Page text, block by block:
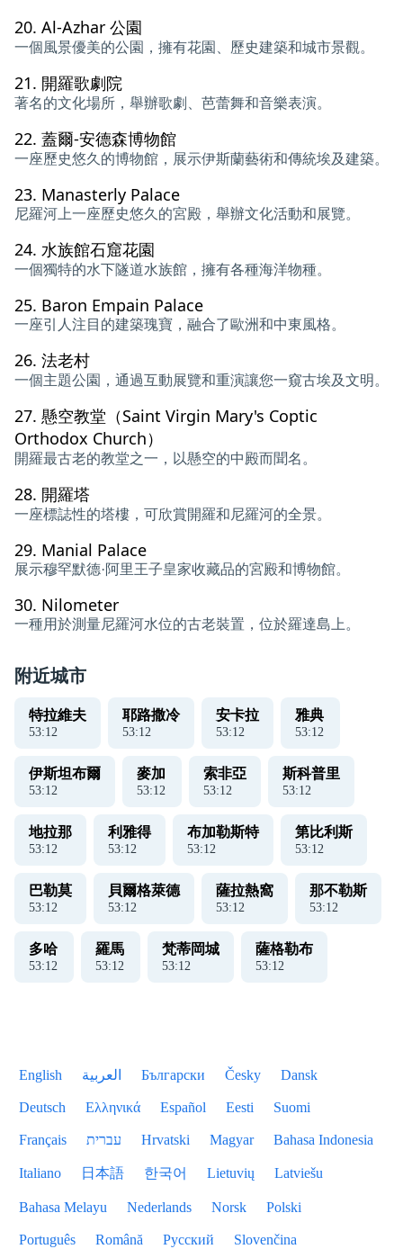
20. Al-Azhar 公園
一個風景優美的公園，擁有花園、歷史建築和城市景觀。
21. 開羅歌劇院
著名的文化場所，舉辦歌劇、芭蕾舞和音樂表演。
22. 蓋爾-安德森博物館
一座歷史悠久的博物館，展示伊斯蘭藝術和傳統埃及建築。
23. Manasterly Palace
尼羅河上一座歷史悠久的宮殿，舉辦文化活動和展覽。
24. 水族館石窟花園
一個獨特的水下隧道水族館，擁有各種海洋物種。
25. Baron Empain Palace
一座引人注目的建築瑰寶，融合了歐洲和中東風格。
26. 法老村
一個主題公園，通過互動展覽和重演讓您一窺古埃及文明。
27. 懸空教堂（Saint Virgin Mary's Coptic
Orthodox Church）
開羅最古老的教堂之一，以懸空的中殿而聞名。
28. 開羅塔
一座標誌性的塔樓，可欣賞開羅和尼羅河的全景。
29. Manial Palace
展示穆罕默德·阿里王子皇家收藏品的宮殿和博物館。
30. Nilometer
一種用於測量尼羅河水位的古老裝置，位於羅達島上。
附近城市
特拉維夫
53:12
耶路撒冷
53:12
安卡拉
53:12
雅典
53:12
伊斯坦布爾
53:12
麥加
53:12
索非亞
53:12
斯科普里
53:12
地拉那
53:12
利雅得
53:12
布加勒斯特
53:12
第比利斯
53:12
巴勒莫
53:12
貝爾格萊德
53:12
薩拉熱窩
53:12
那不勒斯
53:12
多哈
53:12
羅馬
53:12
梵蒂岡城
53:12
薩格勒布
53:12
English العربية Български Česky Dansk
Deutsch Ελληνικά Español Eesti Suomi
Français עברית Hrvatski Magyar Bahasa Indonesia
Italiano 日本語 한국어 Lietuvių Latviešu
Bahasa Melayu Nederlands Norsk Polski
Português Română Русский Slovenčina